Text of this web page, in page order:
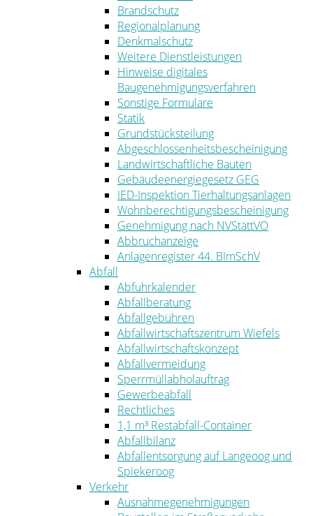
Brandschutz
Regionalplanung
Denkmalschutz
Weitere Dienstleistungen
Hinweise digitales
Baugenehmigungsverfahren
Sonstige Formulare
Statik
Grundstücksteilung
Abgeschlossenheitsbescheinigung
Landwirtschaftliche Bauten
Gebäudeenergiegesetz GEG
IED-Inspektion Tierhaltungsanlagen
Wohnberechtigungsbescheinigung
Genehmigung nach NVStättVO
Abbruchanzeige
Anlagenregister 44. BImSchV
Abfall
Abfuhrkalender
Abfallberatung
Abfallgebühren
Abfallwirtschaftszentrum Wiefels
Abfallwirtschaftskonzept
Abfallvermeidung
Sperrmüllabholauftrag
Gewerbeabfall
Rechtliches
1,1 m³ Restabfall-Container
Abfallbilanz
Abfallentsorgung auf Langeoog und
Spiekeroog
Verkehr
Ausnahmegenehmigungen